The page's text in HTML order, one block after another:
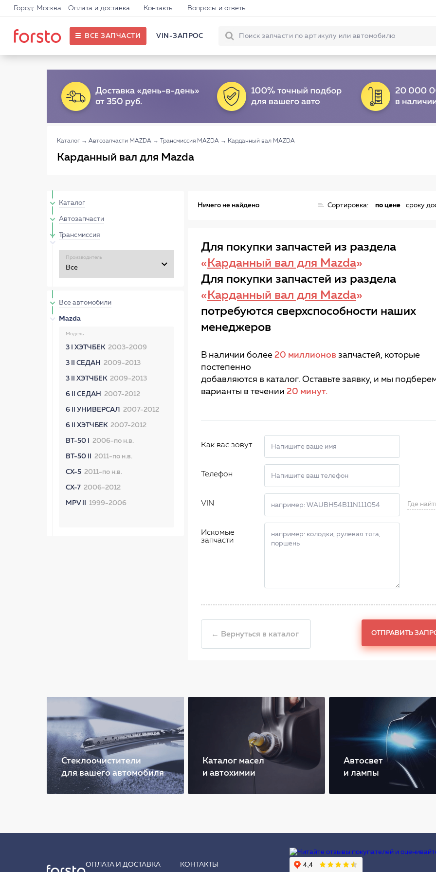
Город: Москва Оплата и доставка Контакты Вопросы и ответы
ВСЕ ЗАПЧАСТИ VIN-ЗАПРОС
Каталог → Автозапчасти MAZDA → Трансмиссия MAZDA → Карданный вал MAZDA
Карданный вал для Mazda
Каталог
Автозапчасти
Трансмиссия
Производитель
Все автомобили
Mazda
Модель
3 I ХЭТЧБЕК 2003-2009
3 II СЕДАН 2009-2013
3 II ХЭТЧБЕК 2009-2013
6 II СЕДАН 2007-2012
6 II УНИВЕРСАЛ 2007-2012
6 II ХЭТЧБЕК 2007-2012
BT-50 I 2006-по н.в.
BT-50 II 2011-по н.в.
CX-5 2011-по н.в.
CX-7 2006-2012
MPV II 1999-2006
Ничего не найдено Сортировка: по цене сроку
Для покупки запчастей из раздела
« Карданный вал для Mazda»
Для покупки запчастей из раздела
« Карданный вал для Mazda»
потребуются сверхспособности наших
менеджеров
В наличии более 20 миллионов запчастей, которые
постепенно
добавляются в каталог. Оставьте заявку, и мы
варианты в течении 20 минут.
Как вас зовут
Телефон
VIN Где
Искомые
запчасти
← Вернуться в каталог ОТПРАВИТЬ
Стеклоочистители
для вашего автомобиля
Каталог масел
и автохимии
Автосвет
и лампы
ОПЛАТА И ДОСТАВКА КОНТАКТЫ